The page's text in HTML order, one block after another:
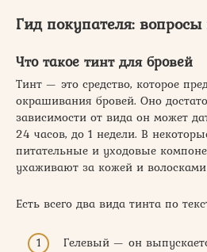
Гид покупателя:
Что такое тинт для бровей
Тинт — это средство, которое
окрашивания бровей. Оно
зависимости от вида он может
24 часов, до 1 недели. В
питательные и уходовые
ухаживают за кожей и волосками
Есть всего два вида тинта по
Гелевый — он